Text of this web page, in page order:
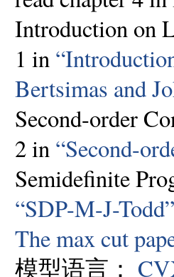
Introduction on
1 in
Bertsimas and
Second-order
2 in “Second-
Semidefinite
“SDP-M-J-Todd”
The max cut
模型语言：